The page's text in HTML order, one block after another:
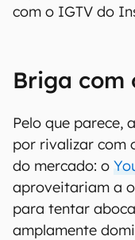
com o IGTV do
Briga com
Pelo que parece,
por rivalizar com
do mercado: o
aproveitariam a
para tentar
amplamente